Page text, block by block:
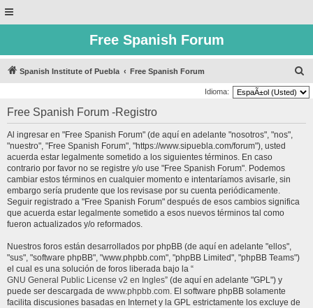
Free Spanish Forum
Spanish Institute of Puebla Free Spanish Forum
u
Idioma:
Free Spanish Forum -Registro
Al ingresar en "Free Spanish Forum" (de aquí en adelante "nosotros", "nos",
"nuestro", "Free Spanish Forum", "https://www.sipuebla.com/forum"), usted
acuerda estar legalmente sometido a los siguientes términos. En caso
contrario por favor no se registre y/o use "Free Spanish Forum". Podemos
cambiar estos términos en cualquier momento e intentaríamos avisarle, sin
embargo sería prudente que los revisase por su cuenta periódicamente.
Seguir registrado a "Free Spanish Forum" después de esos cambios significa
que acuerda estar legalmente sometido a esos nuevos términos tal como
fueron actualizados y/o reformados.
Nuestros foros están desarrollados por phpBB (de aquí en adelante "ellos",
"sus", "software phpBB", "www.phpbb.com", "phpBB Limited", "phpBB Teams")
el cual es una solución de foros liberada bajo la “
GNU General Public License v2 en Ingles” (de aquí en adelante "GPL") y
puede ser descargada de www.phpbb.com. El software phpBB solamente
facilita discusiones basadas en Internet y la GPL estrictamente los excluye de